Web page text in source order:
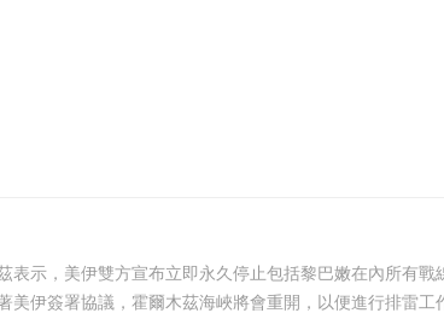
示，美伊雙方宣布立即永久停止包括黎巴嫩在內所有戰
伊簽署協議，霍爾木茲海峽將會重開，以便進行排雷工